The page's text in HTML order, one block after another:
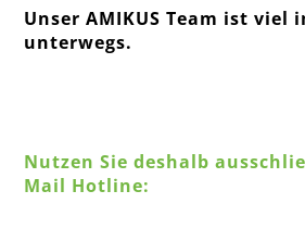
Unser AMIKUS Team ist viel
unterwegs.
Nutzen Sie deshalb
Mail Hotline: